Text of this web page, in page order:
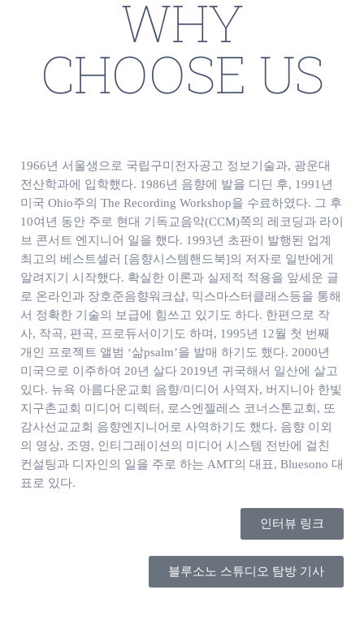
WHY
CHOOSE US
1966년 서울생으로 국립구미전자공고 정보기술과, 광운대
전산학과에 입학했다. 1986년 음향에 발을 디딘 후, 1991년
미국 Ohio주의 The Recording Workshop을 수료하였다. 그 후
10여년 동안 주로 현대 기독교음악(CCM)쪽의 레코딩과 라이
브 콘서트 엔지니어 일을 했다. 1993년 초판이 발행된 업계
최고의 베스트셀러 [음향시스템핸드북]의 저자로 일반에게
알려지기 시작했다. 확실한 이론과 실제적 적용을 앞세운 글
로 온라인과 장호준음향워크샵, 믹스마스터클래스등을 통해
서 정확한 기술의 보급에 힘쓰고 있기도 하다. 한편으로 작
사, 작곡, 편곡, 프로듀서이기도 하며, 1995년 12월 첫 번째
개인 프로젝트 앨범 ‘삶psalm’을 발매 하기도 했다. 2000년
미국으로 이주하여 20년 살다 2019년 귀국해서 일산에 살고
있다. 뉴욕 아름다운교회 음향/미디어 사역자, 버지니아 한빛
지구촌교회 미디어 디렉터, 로스엔젤레스 코너스톤교회, 또
감사선교교회 음향엔지니어로 사역하기도 했다. 음향 이외
의 영상, 조명, 인티그레이션의 미디어 시스템 전반에 걸친
컨설팅과 디자인의 일을 주로 하는 AMT의 대표, Bluesono 대
표로 있다.
인터뷰 링크
블루소노 스튜디오 탐방 기사